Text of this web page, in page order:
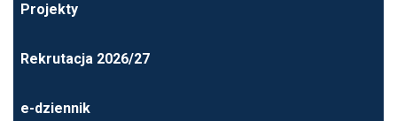
Projekty
Rekrutacja 2026/27
e-dziennik